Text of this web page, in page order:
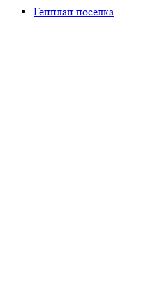
Генплан поселка